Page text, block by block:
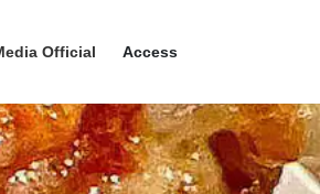
Official Access